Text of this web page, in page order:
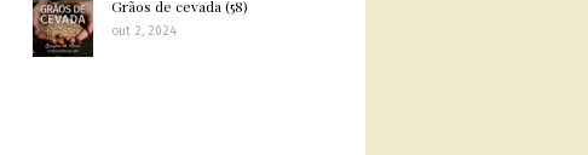
Grãos de cevada (58)
out 2, 2024